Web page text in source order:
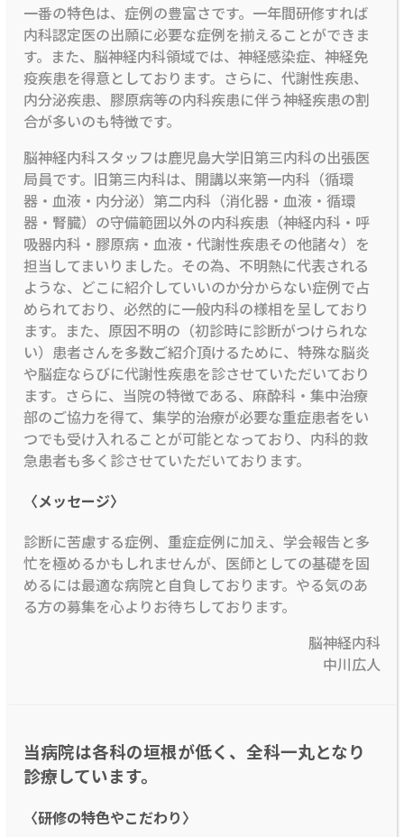
一番の特色は、症例の豊富さです。一年間研修すれば
内科認定医の出願に必要な症例を揃えることができま
す。また、脳神経内科領域では、神経感染症、神経免
疫疾患を得意としております。さらに、代謝性疾患、
内分泌疾患、膠原病等の内科疾患に伴う神経疾患の割
合が多いのも特徴です。
脳神経内科スタッフは鹿児島大学旧第三内科の出張医
局員です。旧第三内科は、開講以来第一内科（循環
器・血液・内分泌）第二内科（消化器・血液・循環
器・腎臓）の守備範囲以外の内科疾患（神経内科・呼
吸器内科・膠原病・血液・代謝性疾患その他諸々）を
担当してまいりました。その為、不明熱に代表される
ような、どこに紹介していいのか分からない症例で占
められており、必然的に一般内科の様相を呈しており
ます。また、原因不明の（初診時に診断がつけられな
い）患者さんを多数ご紹介頂けるために、特殊な脳炎
や脳症ならびに代謝性疾患を診させていただいており
ます。さらに、当院の特徴である、麻酔科・集中治療
部のご協力を得て、集学的治療が必要な重症患者をい
つでも受け入れることが可能となっており、内科的救
急患者も多く診させていただいております。
〈メッセージ〉
診断に苦慮する症例、重症症例に加え、学会報告と多
忙を極めるかもしれませんが、医師としての基礎を固
めるには最適な病院と自負しております。やる気のあ
る方の募集を心よりお待ちしております。
脳神経内科
中川広人
当病院は各科の垣根が低く、全科一丸となり
診療しています。
〈研修の特色やこだわり〉